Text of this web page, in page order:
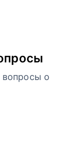
вопросы о